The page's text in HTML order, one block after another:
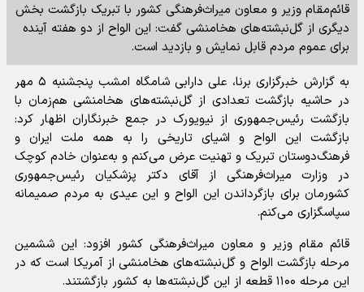
قائم‌مقام وزیر و معاون میراث‌فرهنگی کشور با تبریک بازگشت بخش
دیگری از گل‌نبشته‌های هخامنشی گفت: این الواح از دو هفته آینده
برای عموم مردم قابل نمایش و بازدید است.
به گزارش خبرگزاری برنا، علی دارابی شامگاه امشب پنجشنبه ۵ مهر
در حاشیه بازگشت تعدادی از گل‌نبشته‌های هخامنشی هم‌زمان با
بازگشت رئیس‌جمهوری از نیویورک در جمع خبرنگاران اظهار کرد:
بازگشت این الواح و اشیای تاریخی را به همه ملت ایران و
فرهنگ‌دوستان تبریک و تهنیت عرض می‌کنم و به‌عنوان خادم کوچک
در وزارت میراث‌فرهنگی از آقای دکتر پزشکیان رئیس‌جمهوری
کشورمان برای بازگرداندن این الواح و این عیدی به مردم صمیمانه
سپاسگزاری می‌کنم.
قائم مقام وزیر و معاون میراث‌فرهنگی کشور افزود: این ششمین
مرحله بازگشت الواح و گل‌نبشته‌های هخامنشی از آمریکا است که در
این مرحله ۱۱۰۰ قطعه از این گل‌نبشته‌ها به کشور بازگشتند.